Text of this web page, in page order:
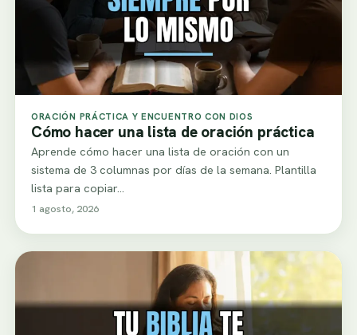
ORACIÓN PRÁCTICA Y ENCUENTRO CON DIOS
Cómo hacer una lista de oración práctica
Aprende cómo hacer una lista de oración con un
sistema de 3 columnas por días de la semana. Plantilla
lista para copiar…
1 agosto, 2026